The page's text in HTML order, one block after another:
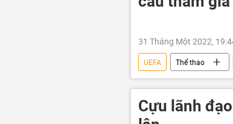
31 Tháng Một 2022,
UEFA Thể thao
Cựu lãnh